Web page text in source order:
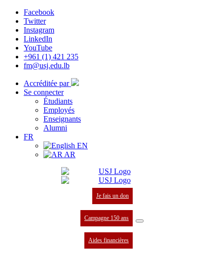
Facebook
Twitter
Instagram
LinkedIn
YouTube
+961 (1) 421 235
fm@usj.edu.lb
Accréditée par
Se connecter
Étudiants
Employés
Enseignants
Alumni
FR
EN
AR
Je fais un don
Campagne 150 ans
Aides financières